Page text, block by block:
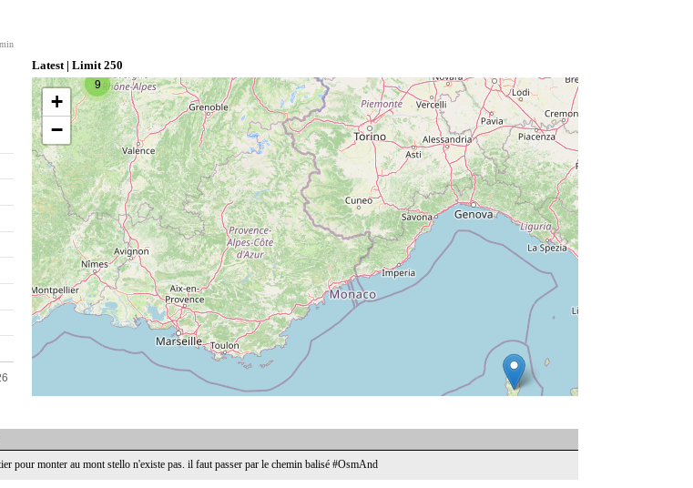
min
Latest | Limit 250
9
+
−
pour monter au mont stello n'existe pas. il faut passer par le chemin balisé #OsmAnd